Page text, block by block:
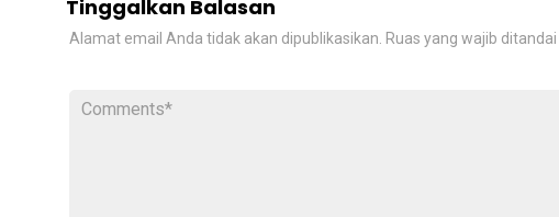
Tinggalkan Balasan
Alamat email Anda tidak akan dipublikasikan. Ruas yang wajib ditandai